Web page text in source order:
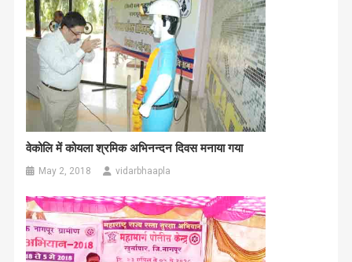
वेकोलि में कोयला श्रमिक अभिनन्दन दिवस मनाया गया
May 2, 2018 vidarbhaapla